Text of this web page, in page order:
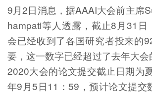
9月2日消息，据AAAI大会前主席
hampati等人透露，截止8月31日
会已经收到了各国研究者投来的
要，这一数字已经超过了去年大
2020大会的论文提交截止日期为
年9月5日11：59，预计论文提交